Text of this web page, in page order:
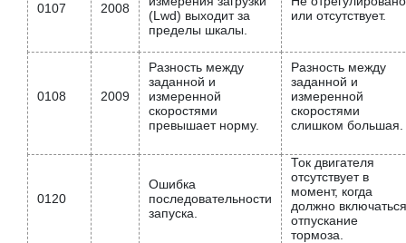
0107 2008
(Lwd) выходит за
пределы шкалы.
или отсутствует.
0108 2009
Разность между
заданной и
измеренной
скоростями
превышает норму.
Разность между
заданной и
измеренной
скоростями
слишком большая.
0120
Ошибка
последовательности
запуска.
Ток двигателя
отсутствует в
момент, когда
должно включаться
отпускание
тормоза.